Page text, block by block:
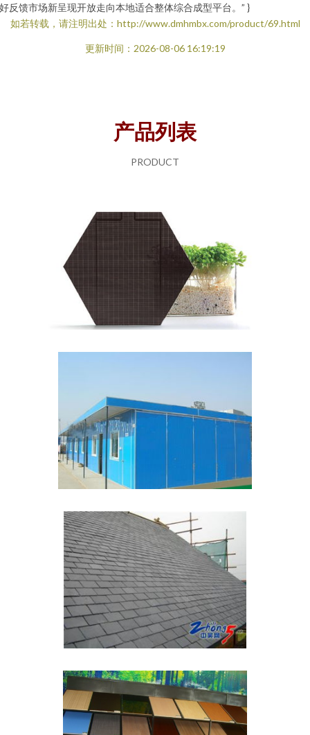
反馈市场新呈现开放走向本地适合整体综合成型平台。” }
如若转载，请注明出处：http://www.dmhmbx.com/product/69.html
更新时间：2026-08-06 16:19:19
产品列表
PRODUCT